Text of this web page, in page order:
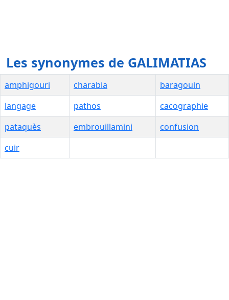
Les synonymes de GALIMATIAS
amphigouri charabia
baragouin
langage
pathos
cacographie
pataquès
embrouillamini
confusion
cuir